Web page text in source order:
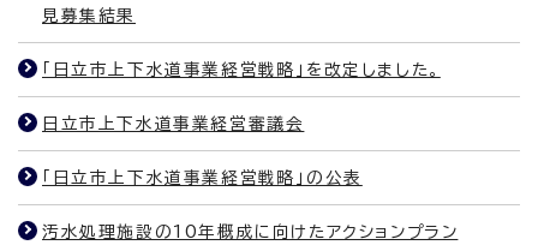
見募集結果
「日立市上下水道事業経営戦略」を改定しました。
日立市上下水道事業経営審議会
「日立市上下水道事業経営戦略」の公表
汚水処理施設の10年概成に向けたアクションプラン